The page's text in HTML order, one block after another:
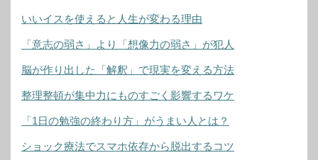
いいイスを使えると人生が変わる理由
「意志の弱さ」より「想像力の弱さ」が犯人
脳が作り出した「解釈」で現実を変える方法
整理整頓が集中力にものすごく影響するワケ
「1日の勉強の終わり方」がうまい人とは？
ショック療法でスマホ依存から脱出するコツ